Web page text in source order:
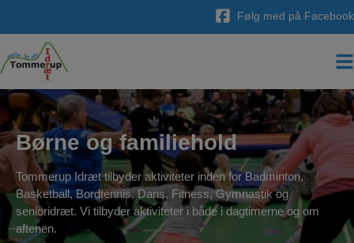
indholdet
Følg med på Facebook
Børne og familiehold
Tommerup Idræt tilbyder aktiviteter inden for Badminton,
Basketball, Bordtennis, Dans, Fitness, Gymnastik og
senioridræt. Vi tilbyder aktiviteter i både i dagtimerne og om
aftenen.